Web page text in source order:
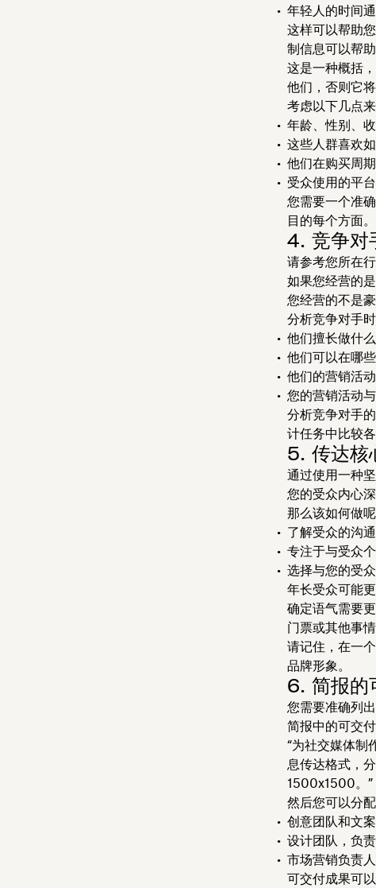
年轻人的时间
这样可以帮助
制信息可以帮
这是一种概括
他们，否则它
考虑以下几点
年龄、性别、
这些人群喜欢
他们在购买周
受众使用的平
您需要一个准
目的每个方面。
4. 竞争对
请参考您所在
如果您经营的
您经营的不是
分析竞争对手
他们擅长做什么
他们可以在哪
他们的营销活
您的营销活动
分析竞争对手
计任务中比较各
5. 传达核
通过使用一种
您的受众内心
那么该如何做
了解受众的沟
专注于与受众
选择与您的受
年长受众可能
确定语气需要
门票或其他事
请记住，在一
品牌形象。
6. 简报的
您需要准确列
简报中的可交
“为社交媒体制
息传达格式，
1500x1500。”
然后您可以分
创意团队和文
设计团队，负
市场营销负责
可交付成果可